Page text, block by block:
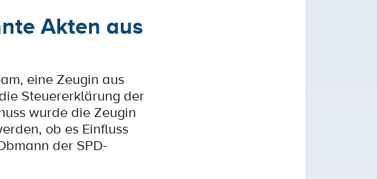
Akten aus
eine Zeugin aus
Steuererklärung der
wurde die Zeugin
ob es Einfluss
der SPD-